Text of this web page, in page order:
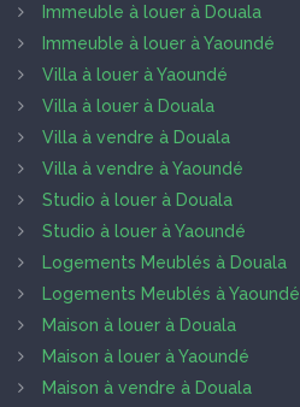
Immeuble à louer à Douala
Immeuble à louer à Yaoundé
Villa à louer à Yaoundé
Villa à louer à Douala
Villa à vendre à Douala
Villa à vendre à Yaoundé
Studio à louer à Douala
Studio à louer à Yaoundé
Logements Meublés à Douala
Logements Meublés à Yaoundé
Maison à louer à Douala
Maison à louer à Yaoundé
Maison à vendre à Douala